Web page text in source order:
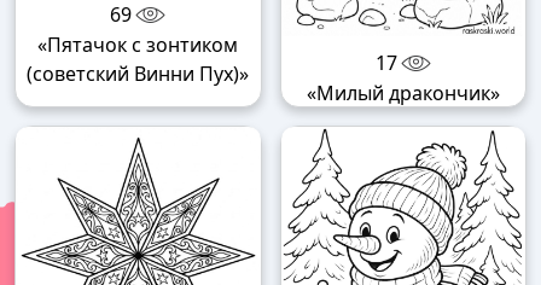
69
«Пятачок с зонтиком
(советский Винни Пух)»
17
«Милый дракончик»